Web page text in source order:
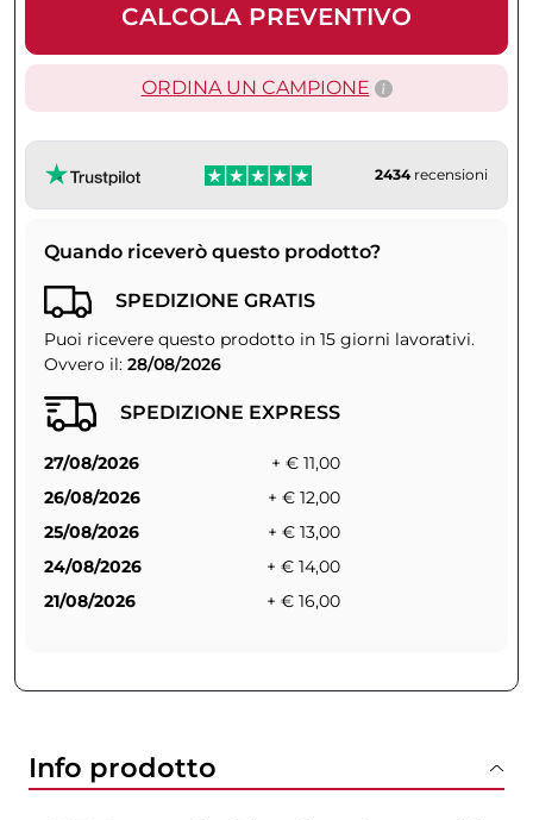
CALCOLA PREVENTIVO
ORDINA UN CAMPIONE
2434recensioni
Quando riceverò questo prodotto?
SPEDIZIONE GRATIS
Puoi ricevere questo prodotto in 15 giorni lavorativi.
Ovvero il: 28/08/2026
SPEDIZIONE EXPRESS
27/08/2026
+ € 11,00
26/08/2026
+ € 12,00
25/08/2026
+ € 13,00
24/08/2026
+ € 14,00
21/08/2026
+ € 16,00
Info prodotto